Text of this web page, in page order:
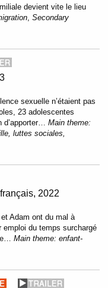
devient vite le lieu
, Secondary
sexuelle n’étaient pas
23 adolescentes
d’apporter… Main theme:
luttes sociales,
français 2022
Adam ont du mal à
emploi du temps surchargé
Main theme: enfant-